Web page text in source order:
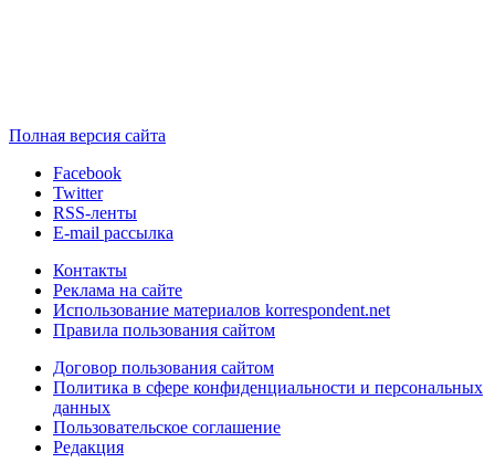
Полная версия сайта
Facebook
Twitter
RSS-ленты
E-mail рассылка
Контакты
Реклама на сайте
Использование материалов korrespondent.net
Правила пользования сайтом
Договор пользования сайтом
Политика в сфере конфиденциальности и персональных
данных
Пользовательское соглашение
Редакция